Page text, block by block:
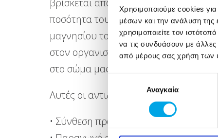
Χρησιμοποιούμε cookies
μέσων και την ανάλυση της
χρησιμοποιείτε τον
να τις συνδυάσουν με
από μέρους σας χρήση των
συγκατάθεσηςΑναγκαία
βρίσκεται αποθηκευμένο στα οστά
ποσότητα του μαγνησίου του
μαγνησίου του αίματος δεν είναι
στον οργανισμό. Το μαγνήσιο
στο σώμα μας.
Αυτές οι αντιδράσεις είναι
• Σύνθεση πρωτεϊνών